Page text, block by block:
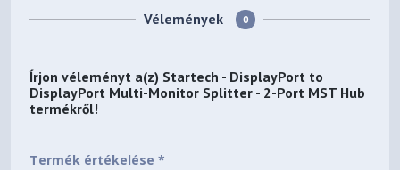
Vélemények 0
Írjon véleményt a(z) Startech - DisplayPort to
DisplayPort Multi-Monitor Splitter - 2-Port MST Hub
termékről!
Termék értékelése *